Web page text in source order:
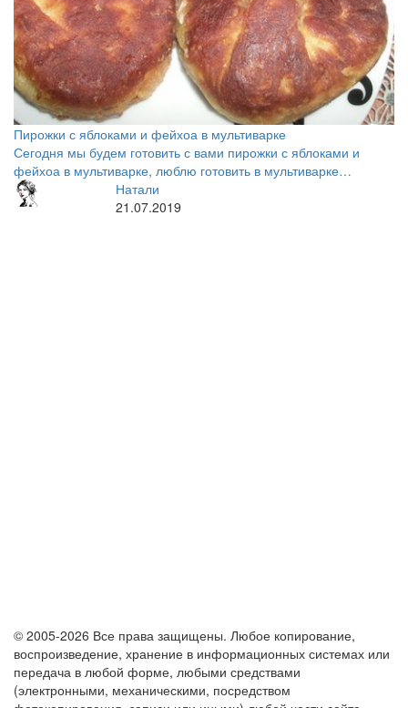
Пирожки с яблоками и фейхоа в мультиварке
Сегодня мы будем готовить с вами пирожки с яблоками и
фейхоа в мультиварке, люблю готовить в мультиварке…
Натали
21.07.2019
© 2005-2026 Все права защищены. Любое копирование,
воспроизведение, хранение в информационных системах или
передача в любой форме, любыми средствами
(электронными, механическими, посредством